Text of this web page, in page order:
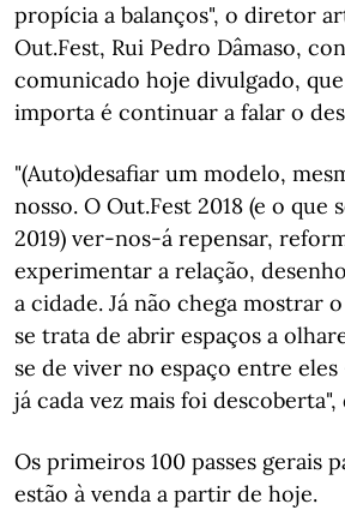
propícia a balanços", o diretor
Out.Fest, Rui Pedro Dâmaso,
comunicado hoje divulgado,
importa é continuar a falar o
"(Auto)desafiar um modelo,
nosso. O Out.Fest 2018 (e o que
2019) ver-nos-á repensar,
experimentar a relação,
a cidade. Já não chega mostrar
se trata de abrir espaços a
se de viver no espaço entre
já cada vez mais foi descoberta",
Os primeiros 100 passes gerais
estão à venda a partir de hoje.